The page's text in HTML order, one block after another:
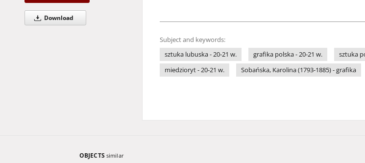
Download
Subject and keywords:
sztuka lubuska - 20-21 w.
grafika polska - 20-21 w. sztuka
miedzioryt - 20-21 w.
Sobańska, Karolina (1793-1885) - grafika
OBJECTS similar